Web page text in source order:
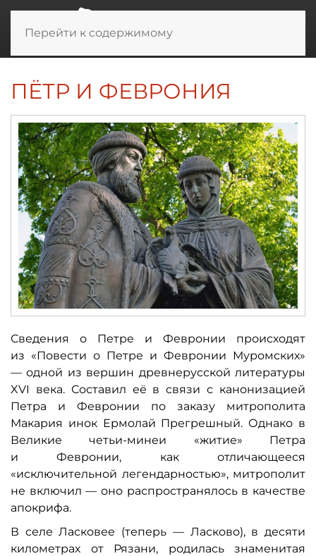
Перейти к содержимому
ПЁТР И ФЕВРОНИЯ
Сведения о Петре и Февронии происходят
из «Повести о Петре и Февронии Муромских»
— одной из вершин древнерусской литературы
XVI века. Составил её в связи с канонизацией
Петра и Февронии по заказу митрополита
Макария инок Ермолай Прегрешный. Однако в
Великие четьи-минеи «житие» Петра
и Февронии, как отличающееся
«исключительной легендарностью», митрополит
не включил — оно распространялось в качестве
апокрифа.
В селе Ласковее (теперь — Ласково), в десяти
километрах от Рязани, родилась знаменитая